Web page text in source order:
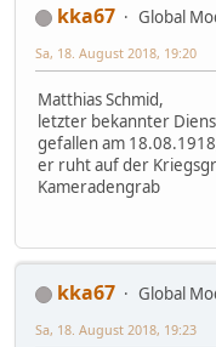
kka67
Global
Sa, 18. August 2018, 19:20
Matthias Schmid,
letzter bekannter
gefallen am
er ruht auf der
Kameradengrab
kka67
Global
Sa, 18. August 2018, 19:23